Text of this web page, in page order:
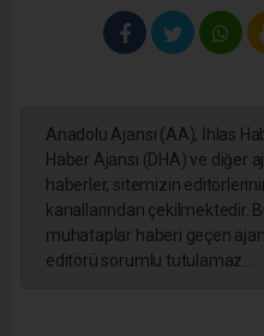
Anadolu Ajansı (AA), İhlas
Haber Ajansı (DHA) ve diğer
haberler, sitemizin
kanallarından çekilmektedir.
muhataplar haberi geçen
editörü sorumlu tutulamaz...